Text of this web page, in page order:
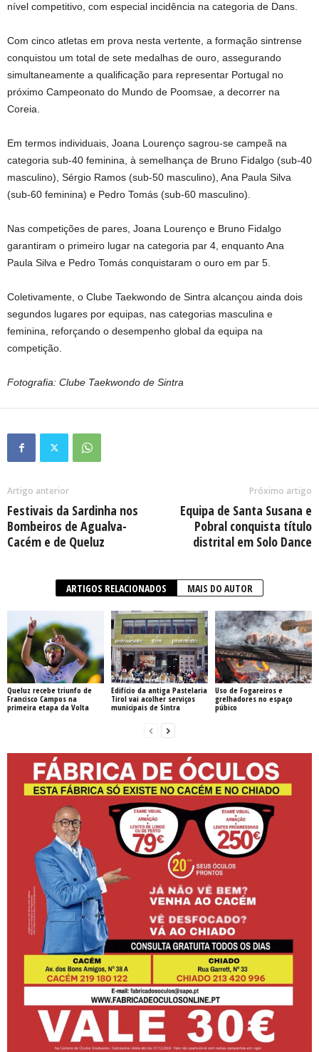
nível competitivo, com especial incidência na categoria de Dans.
Com cinco atletas em prova nesta vertente, a formação sintrense
conquistou um total de sete medalhas de ouro, assegurando
simultaneamente a qualificação para representar Portugal no
próximo Campeonato do Mundo de Poomsae, a decorrer na
Coreia.
Em termos individuais, Joana Lourenço sagrou-se campeã na
categoria sub-40 feminina, à semelhança de Bruno Fidalgo (sub-40
masculino), Sérgio Ramos (sub-50 masculino), Ana Paula Silva
(sub-60 feminina) e Pedro Tomás (sub-60 masculino).
Nas competições de pares, Joana Lourenço e Bruno Fidalgo
garantiram o primeiro lugar na categoria par 4, enquanto Ana
Paula Silva e Pedro Tomás conquistaram o ouro em par 5.
Coletivamente, o Clube Taekwondo de Sintra alcançou ainda dois
segundos lugares por equipas, nas categorias masculina e
feminina, reforçando o desempenho global da equipa na
competição.
Fotografia: Clube Taekwondo de Sintra
Artigo anterior
Festivais da Sardinha nos
Bombeiros de Agualva-
Cacém e de Queluz
Próximo artigo
Equipa de Santa Susana e
Pobral conquista título
distrital em Solo Dance
ARTIGOS RELACIONADOS MAIS DO AUTOR
Queluz recebe triunfo de
Francisco Campos na
primeira etapa da Volta
Edifício da antiga Pastelaria
Tirol vai acolher serviços
municipais de Sintra
Uso de Fogareiros e
grelhadores no espaço
púbico